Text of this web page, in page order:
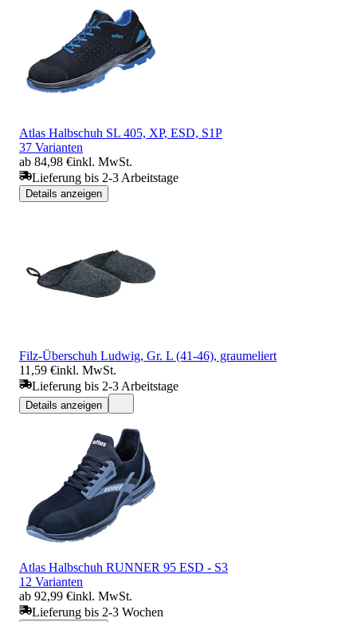
Atlas Halbschuh SL 405, XP, ESD, S1P
37 Varianten
ab 84,98 €inkl. MwSt.
Lieferung bis 2-3 Arbeitstage
Details anzeigen
Filz-Überschuh Ludwig, Gr. L (41-46), graumeliert
11,59 €inkl. MwSt.
Lieferung bis 2-3 Arbeitstage
Details anzeigen
Atlas Halbschuh RUNNER 95 ESD - S3
12 Varianten
ab 92,99 €inkl. MwSt.
Lieferung bis 2-3 Wochen